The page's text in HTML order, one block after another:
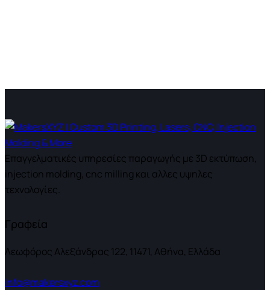
Επαγγελματικές υπηρεσίες παραγωγής με 3D εκτύπωση,
injection molding, cnc milling και αλλες υψηλες
τεχνολογίες.
Γραφεία
Λεωφόρος Αλεξάνδρας 122, 11471, Αθήνα, Ελλάδα
info@makersxyz.com